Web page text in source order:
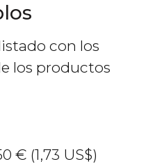
con los
los productos
€ (1,73 US$)